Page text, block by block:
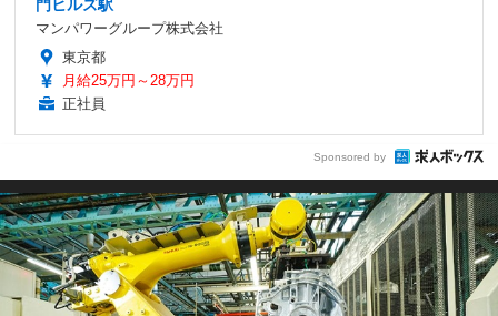
門ヒルズ駅
マンパワーグループ株式会社
東京都
月給25万円～28万円
正社員
Sponsored by